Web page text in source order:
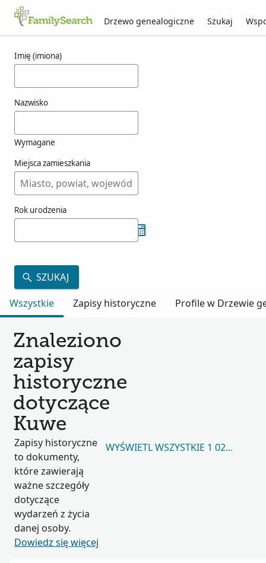
Drzewo genealogiczne Szukaj
Imię (imiona)
Nazwisko
Wymagane
Miejsca zamieszkania
Rok urodzenia
SZUKAJ
Wszystkie
Zapisy historyczne Profile w Drzewie
Znaleziono
zapisy
historyczne
dotyczące
Kuwe
Zapisy historyczne
to dokumenty,
które zawierają
ważne szczegóły
dotyczące
wydarzeń z życia
danej osoby.
Dowiedz się więcej
WYŚWIETL WSZYSTKIE 1 025 939